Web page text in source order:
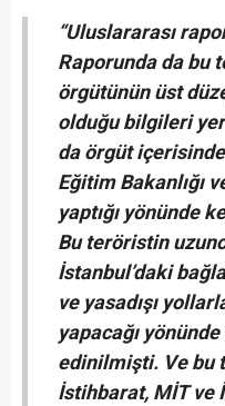
“Uluslararası
Raporunda da bu
örgütünün üst
olduğu bilgileri
da örgüt
Eğitim Bakanlığı
yaptığı yönünde
Bu teröristin
İstanbul’daki
ve yasadışı
yapacağı
edinilmişti. Ve bu
İstihbarat, MİT ve